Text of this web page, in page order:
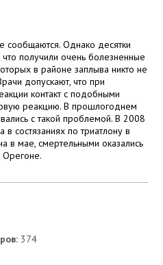
сообщаются. Однако десятки
получили очень болезненные
в районе заплыва никто не
допускают, что при
контакт с подобными
реакцию. В прошлогоднем
с такой проблемой. В 2008
состязаниях по триатлону в
в мае, смертельными оказались
374